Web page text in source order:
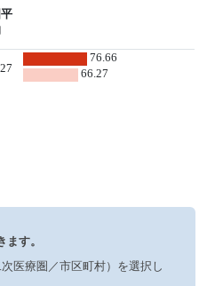
76.66
66.27
す。
医療圏／市区町村）を選択し